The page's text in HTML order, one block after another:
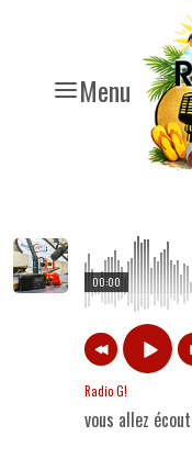
Menu
00:00
Radio G!
vous allez